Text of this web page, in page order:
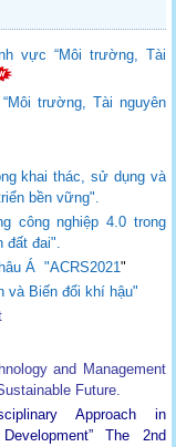
vực “Môi trường, Tài
trường, Tài nguyên
khai thác, sử dụng và
bền vững".
công nghiệp 4.0 trong
đất đai".
Á "ACRS2021"
và Biến đổi khí hậu"
and Management
Future.
Approach in
The 2nd